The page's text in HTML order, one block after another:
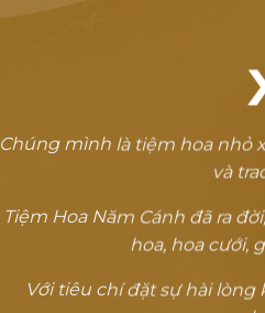
Chúng mình là tiệm hoa nhỏ
và
Tiệm Hoa Năm Cánh đã ra
hoa, hoa cưới,
Với tiêu chí đặt sự hài